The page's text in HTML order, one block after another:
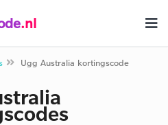
.nl
Ugg Australia kortingscode